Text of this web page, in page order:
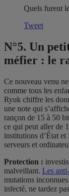
Quels furent
Tweet
N°5. Un
méfier : le
Ce nouveau venu
comme tous les
Ryuk chiffre les
une note qui
rançon de 15 à 50
ce qui peut aller de
institutions d’État
serveurs et
Protection :
malveillant. Les
mutations
infecté, ne tardez